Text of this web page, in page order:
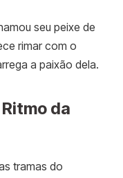
seu peixe de
rimar com o
a paixão dela.
da
tramas do